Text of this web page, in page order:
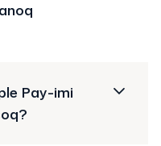
Pay-imi